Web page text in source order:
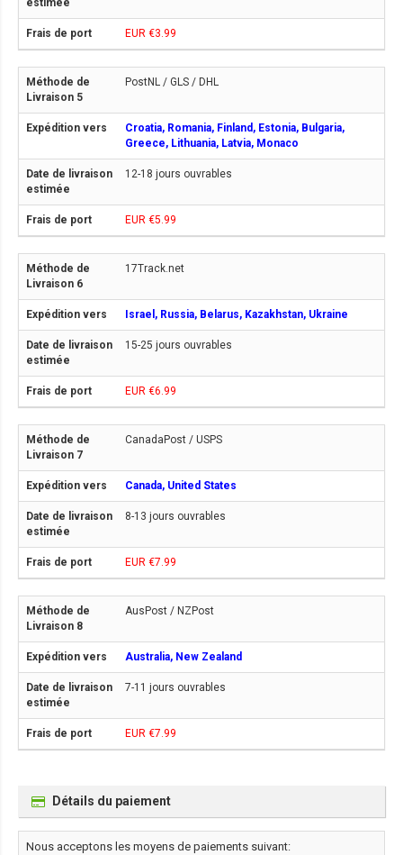
EUR €3.99
PostNL / GLS / DHL
Croatia, Romania, Finland, Estonia, Bulgaria,
Greece, Lithuania, Latvia, Monaco
12-18 jours ouvrables
EUR €5.99
17Track.net
Israel, Russia, Belarus, Kazakhstan, Ukraine
15-25 jours ouvrables
EUR €6.99
CanadaPost / USPS
Canada, United States
8-13 jours ouvrables
EUR €7.99
AusPost / NZPost
Australia, New Zealand
7-11 jours ouvrables
EUR €7.99
Détails du paiement
Nous acceptons les moyens de paiements suivant: